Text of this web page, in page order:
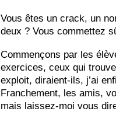
Vous êtes un crack, un
deux ? Vous commettez
Commençons par les
exercices, ceux qui
exploit, diraient-ils, j’ai
Franchement, les amis,
mais laissez-moi vous